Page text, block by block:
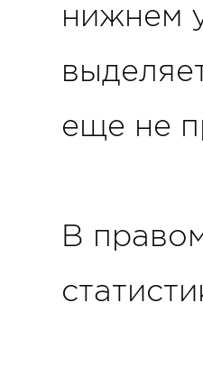
нижнем
еще не
В